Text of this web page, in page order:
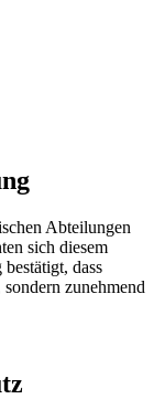
Abteilungen
sich diesem
dass
zunehmend